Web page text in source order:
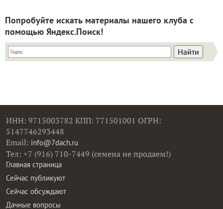
Попробуйте искать материалы нашего клуба с
помощью Яндекс.Поиск!
ИНН: 9715003782 КПП: 771501001 ОГРН:
5147746293448
Email: info@7dach.ru
Тел: +7 (916) 710-7449 (семена не продаем!)
Главная страница
Сейчас публикуют
Сейчас обсуждают
Дачные вопросы